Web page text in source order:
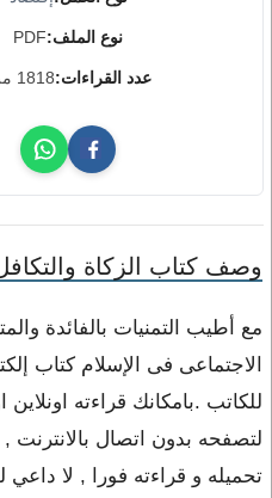
نوع الملف:PDF
عدد القراءات:1818 مرة
وصف كتاب الزكاة
مع أطيب التمنيات بالفائدة
الاجتماعى فى الإسلام كتاب
للكاتب .بامكانك قراءته
تحميله و قراءته فورا , لا